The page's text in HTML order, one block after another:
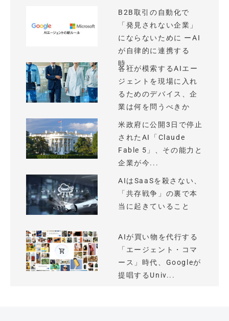
B2B取引の自動化で
「発見されない企業」
にならないために ーAI
が自律的に連携する
時...
各社が模索するAIエー
ジェントを現場に入れ
るためのデバイス、企
業は何を問うべきか
米政府に公開3日で停止
されたAI「Claude
Fable 5」、その能力と
企業が今...
AIはSaaSを殺さない、
「共存戦争」の裏で本
当に起きていること
AIが買い物を代行する
「エージェント・コマ
ース」時代、Googleが
提唱するUniv...